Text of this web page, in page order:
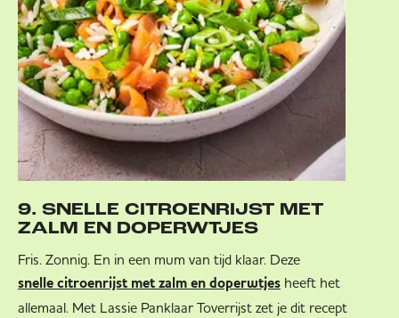
9. SNELLE CITROENRIJST MET
ZALM EN DOPERWTJES
Fris. Zonnig. En in een mum van tijd klaar. Deze
snelle citroenrijst met zalm en doperwtjes heeft het
allemaal. Met Lassie Panklaar Toverrijst zet je dit recept